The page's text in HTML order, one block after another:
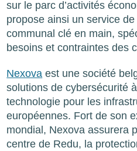
sur le parc d’activités
propose ainsi un service
communal clé en main,
besoins et contraintes des
Nexova est une société
solutions de cybersécurité
technologie pour les
européennes. Fort de son
mondial, Nexova assurera
centre de Redu, la